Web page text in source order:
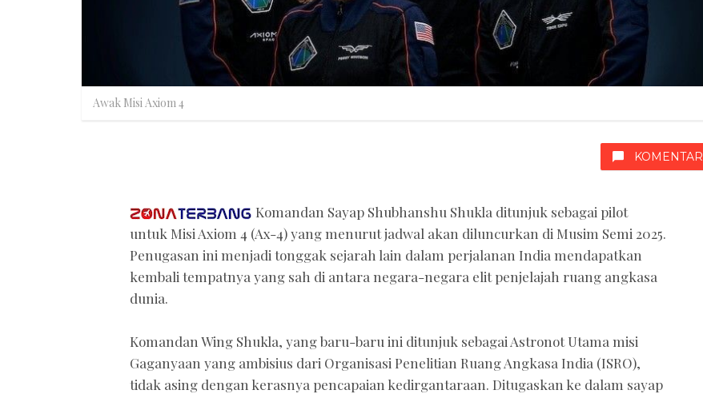
Awak Misi Axiom 4
KOMENTAR
Komandan Sayap Shubhanshu Shukla ditunjuk sebagai pilot
untuk Misi Axiom 4 (Ax-4) yang menurut jadwal akan diluncurkan di Musim Semi 2025.
Penugasan ini menjadi tonggak sejarah lain dalam perjalanan India mendapatkan
kembali tempatnya yang sah di antara negara-negara elit penjelajah ruang angkasa
dunia.
Komandan Wing Shukla, yang baru-baru ini ditunjuk sebagai Astronot Utama misi
Gaganyaan yang ambisius dari Organisasi Penelitian Ruang Angkasa India (ISRO),
tidak asing dengan kerasnya pencapaian kedirgantaraan. Ditugaskan ke dalam sayap